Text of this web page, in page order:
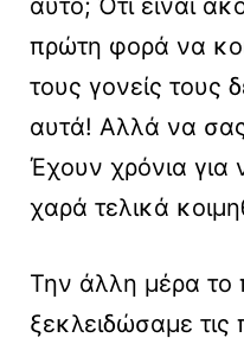
αυτό; Ότι είναι
πρώτη φορά να
τους γονείς τους
αυτά! Αλλά να
Έχουν χρόνια
χαρά τελικά
Την άλλη μέρα το
ξεκλειδώσαμε τις